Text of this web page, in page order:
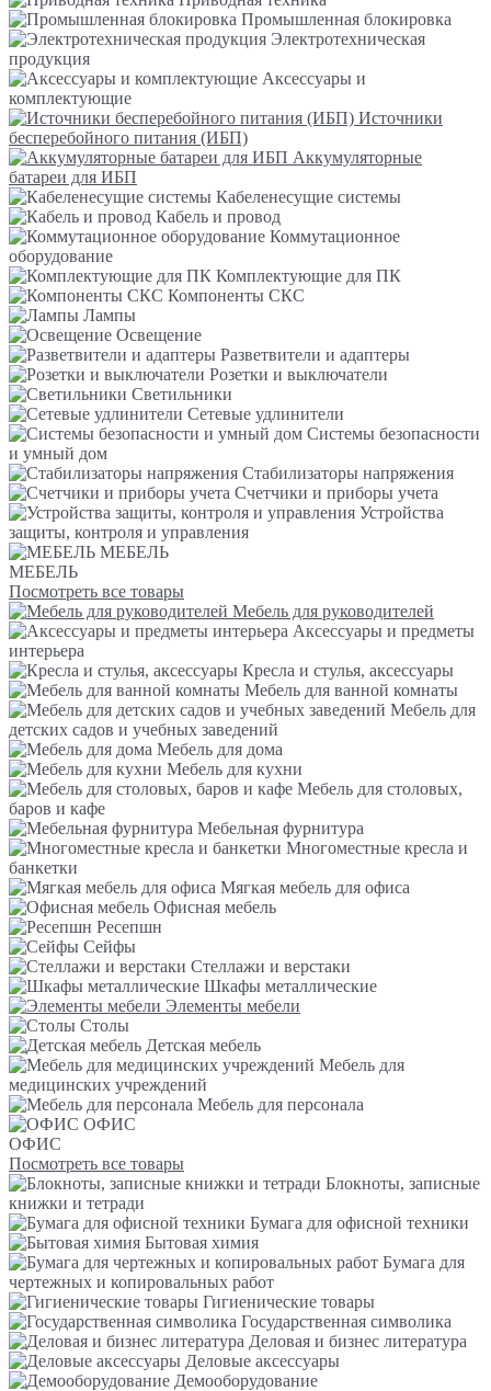
Промышленная блокировка
Электротехническая
продукция
Аксессуары и
комплектующие
Источники
бесперебойного питания (ИБП)
Аккумуляторные
батареи для ИБП
Кабеленесущие системы
Кабель и провод
Коммутационное
оборудование
Комплектующие для ПК
Компоненты СКС
Лампы
Освещение
Разветвители и адаптеры
Розетки и выключатели
Светильники
Сетевые удлинители
Системы безопасности
и умный дом
Стабилизаторы напряжения
Счетчики и приборы учета
Устройства
защиты, контроля и управления
МЕБЕЛЬ
МЕБЕЛЬ
Посмотреть все товары
Мебель для руководителей
Аксессуары и предметы
интерьера
Кресла и стулья, аксессуары
Мебель для ванной комнаты
Мебель для
детских садов и учебных заведений
Мебель для дома
Мебель для кухни
Мебель для столовых,
баров и кафе
Мебельная фурнитура
Многоместные кресла и
банкетки
Мягкая мебель для офиса
Офисная мебель
Ресепшн
Сейфы
Стеллажи и верстаки
Шкафы металлические
Элементы мебели
Столы
Детская мебель
Мебель для
медицинских учреждений
Мебель для персонала
ОФИС
ОФИС
Посмотреть все товары
Блокноты, записные
книжки и тетради
Бумага для офисной техники
Бытовая химия
Бумага для
чертежных и копировальных работ
Гигиенические товары
Государственная символика
Деловая и бизнес литература
Деловые аксессуары
Демооборудование